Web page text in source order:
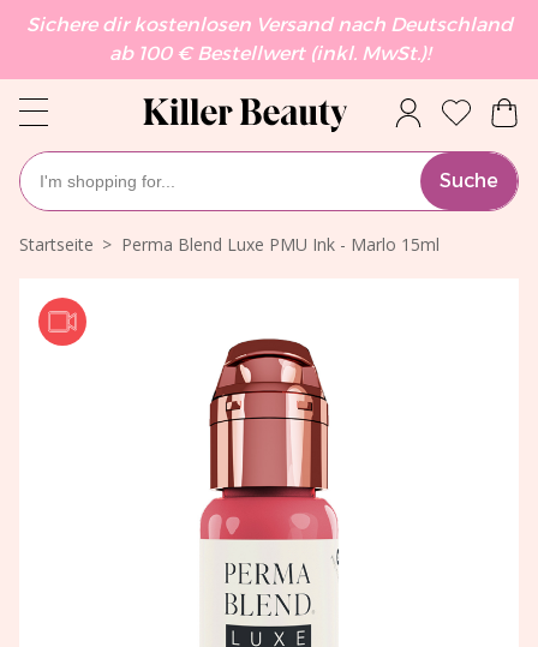
Sichere dir kostenlosen Versand nach Deutschland
ab 100 € Bestellwert (inkl. MwSt.)!
Suche
Startseite Perma Blend Luxe PMU Ink - Marlo 15ml